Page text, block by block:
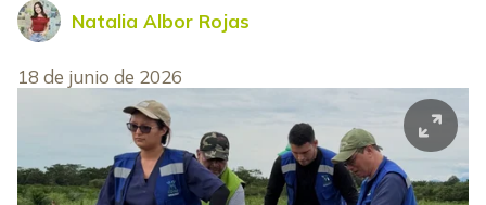
Natalia Albor Rojas
18 de junio de 2026